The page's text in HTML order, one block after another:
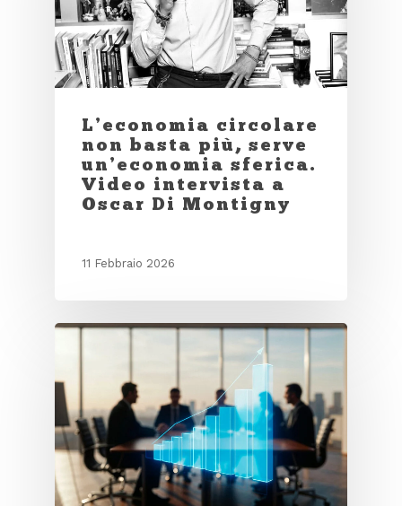
L’economia circolare
non basta più, serve
un’economia sferica.
Video intervista a
Oscar Di Montigny
11 Febbraio 2026